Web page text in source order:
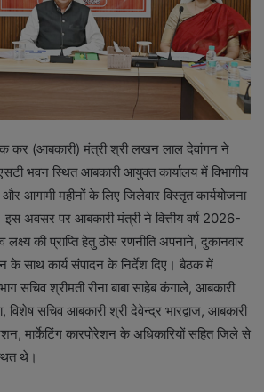
कर (आबकारी) मंत्री श्री लखन लाल देवांगन ने
भवन स्थित आबकारी आयुक्त कार्यालय में विभागीय
और आगामी महीनों के लिए जिलेवार विस्तृत कार्ययोजना
अवसर पर आबकारी मंत्री ने वित्तीय वर्ष 2026-
लक्ष्य की प्राप्ति हेतु ठोस रणनीति अपनाने, दुकानवार
के साथ कार्य संपादन के निर्देश दिए। बैठक में
सचिव श्रीमती रीना बाबा साहेब कंगाले, आबकारी
सचिव आबकारी श्री देवेन्द्र भारद्वाज, आबकारी
मार्केटिंग कारपोरेशन के अधिकारियों सहित जिले से
थे।